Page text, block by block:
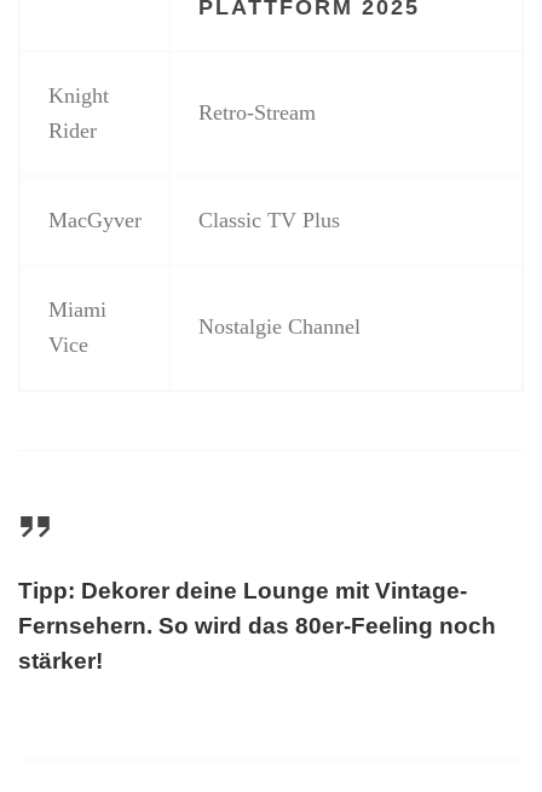
PLATTFORM 2025
Knight
Rider
Retro-Stream
MacGyver Classic TV Plus
Miami
Vice
Nostalgie Channel
Tipp: Dekorer deine Lounge mit Vintage-
Fernsehern. So wird das 80er-Feeling noch
stärker!